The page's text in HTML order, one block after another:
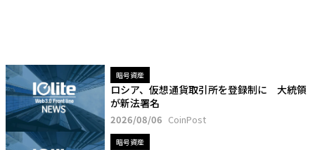
暗号資産
ロシア、仮想通貨取引所を登録制に 大統領
が新法署名
2026/08/06 CoinPost
暗号資産